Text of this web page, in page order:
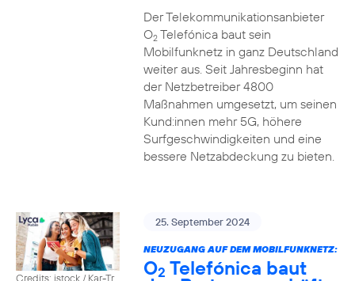
Der Telekommunikationsanbieter
O2Telefónica baut sein
Mobilfunknetz in ganz Deutschland
weiter aus. Seit Jahresbeginn hat
der Netzbetreiber 4800
Maßnahmen umgesetzt, um seinen
Kund:innen mehr 5G, höhere
Surfgeschwindigkeiten und eine
bessere Netzabdeckung zu bieten.
Credits: istock / Kar-Tr
25. September 2024
NEUZUGANG AUF DEM MOBILFUNKNETZ:
O2 Telefónica baut